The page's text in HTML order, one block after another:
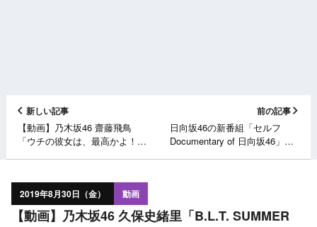
新しい記事
【動画】乃木坂46 齋藤飛鳥
「ウチの彼女は、最高かよ！
前の記事
日向坂46の新番組「セルフ
Documentary of 日向坂46」
2019年8月30日（金） 動画
【動画】乃木坂46 久保史緒里「B.L.T. SUMMER